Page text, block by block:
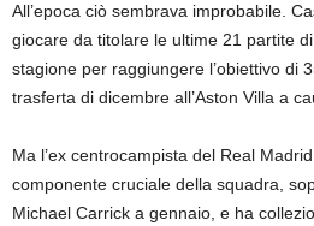
All’epoca ciò sembrava improbabile.
giocare da titolare le ultime 21 partite
stagione per raggiungere l’obiettivo di
trasferta di dicembre all’Aston Villa a
Ma l’ex centrocampista del Real
componente cruciale della squadra,
Michael Carrick a gennaio, e ha